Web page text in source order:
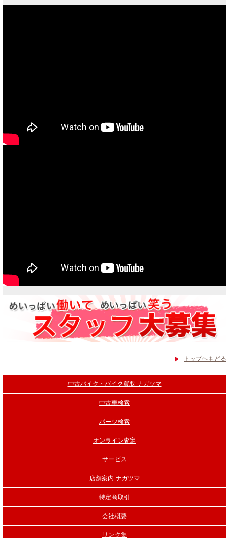
トップヘもどる
中古バイク・バイク買取 ナガツマ
中古車検索
パーツ検索
オンライン査定
サービス
店舗案内 ナガツマ
特定商取引
会社概要
リンク集